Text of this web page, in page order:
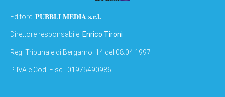
Editore: PUBBLI MEDIA s.r.l.
Direttore responsabile: Enrico Tironi
Reg: Tribunale di Bergamo: 14 del 08.04.1997
P. IVA e Cod. Fisc.: 01975490986